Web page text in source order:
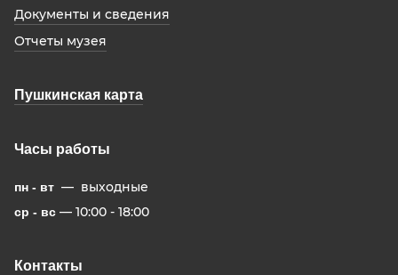
Документы и сведения
Отчеты музея
Пушкинская карта
Часы работы
пн - вт — выходные
ср - вс — 10:00 - 18:00
Контакты